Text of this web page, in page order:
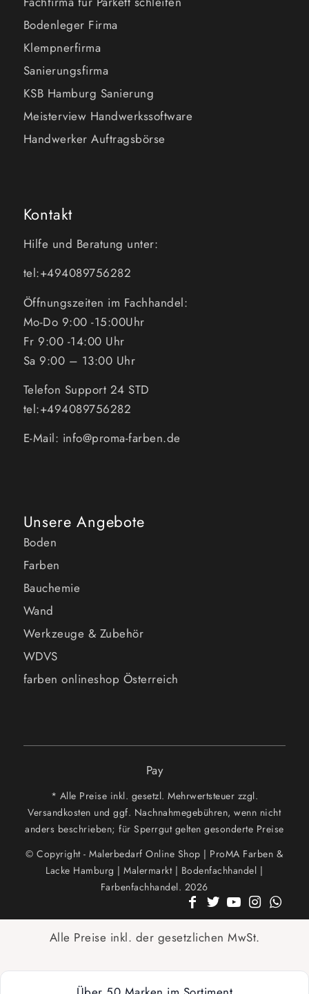
Bodenleger Firma
Klempnerfirma
Sanierungsfirma
KSB Hamburg Sanierung
Meisterview Handwerkssoftware
Handwerker Auftragsbörse
Kontakt
Hilfe und Beratung unter:
tel:+494089756282
Öffnungszeiten im Fachhandel:
Mo-Do 9:00 -15:00Uhr
Fr 9:00 -14:00 Uhr
Sa 9:00 – 13:00 Uhr
Telefon Support 24 STD
tel:+494089756282
E-Mail: info@proma-farben.de
Unsere Angebote
Boden
Farben
Bauchemie
Wand
Werkzeuge & Zubehör
WDVS
farben onlineshop Österreich
Pay
* Alle Preise inkl. gesetzl. Mehrwertsteuer zzgl.
Versandkosten und ggf. Nachnahmegebühren, wenn nicht
anders beschrieben; für Sperrgut gelten gesonderte Preise
© Copyright - Malerbedarf Online Shop | ProMA Farben &
Lacke Hamburg | Malermarkt | Bodenfachhandel |
Farbenfachhandel. 2026
Alle Preise inkl. der gesetzlichen MwSt.